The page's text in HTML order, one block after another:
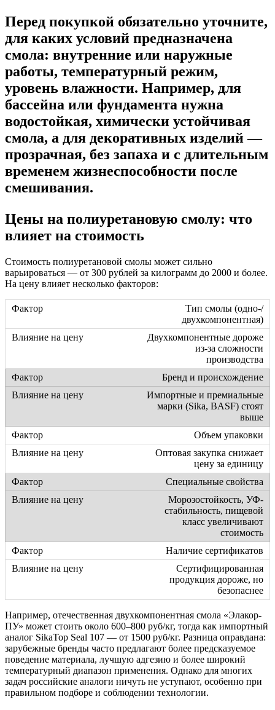
Перед покупкой обязательно уточните,
для каких условий предназначена
смола: внутренние или наружные
работы, температурный режим,
уровень влажности. Например, для
бассейна или фундамента нужна
водостойкая, химически устойчивая
смола, а для декоративных изделий —
прозрачная, без запаха и с длительным
временем жизнеспособности после
смешивания.
Цены на полиуретановую смолу: что
влияет на стоимость
Стоимость полиуретановой смолы может сильно
варьироваться — от 300 рублей за килограмм до 2000 и более.
На цену влияет несколько факторов:
Тип смолы (одно-/
двухкомпонентная)
Двухкомпонентные дороже
из-за сложности
производства
Бренд и происхождение
Импортные и премиальные
марки (Sika, BASF) стоят
выше
Объем упаковки
Оптовая закупка снижает
цену за единицу
Специальные свойства
Морозостойкость, УФ-
стабильность, пищевой
класс увеличивают
стоимость
Наличие сертификатов
Сертифицированная
продукция дороже, но
безопаснее
Например, отечественная двухкомпонентная смола «Элакор-
ПУ» может стоить около 600–800 руб/кг, тогда как импортный
аналог SikaTop Seal 107 — от 1500 руб/кг. Разница оправдана:
зарубежные бренды часто предлагают более предсказуемое
поведение материала, лучшую адгезию и более широкий
температурный диапазон применения. Однако для многих
задач российские аналоги ничуть не уступают, особенно при
правильном подборе и соблюдении технологии.